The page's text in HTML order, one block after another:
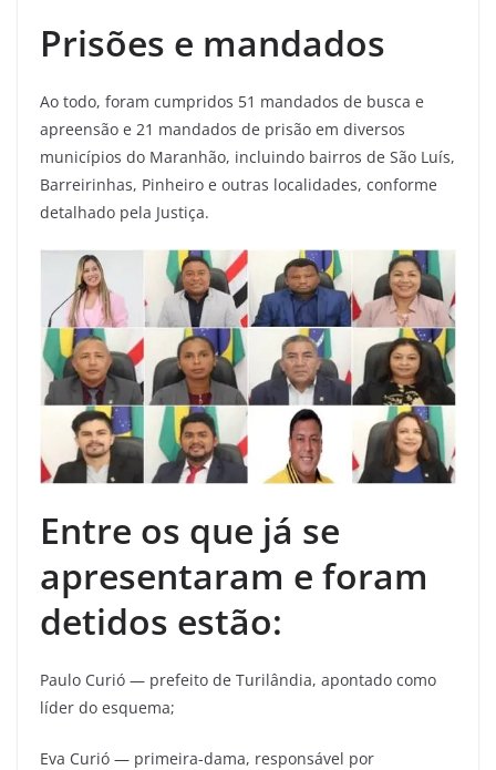
Prisões e mandados
Ao todo, foram cumpridos 51 mandados de busca e
apreensão e 21 mandados de prisão em diversos
municípios do Maranhão, incluindo bairros de São Luís,
Barreirinhas, Pinheiro e outras localidades, conforme
detalhado pela Justiça.
Entre os que já se
apresentaram e foram
detidos estão:
Paulo Curió — prefeito de Turilândia, apontado como
líder do esquema;
Eva Curió — primeira-dama, responsável por